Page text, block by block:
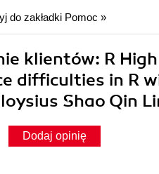
do zakładki Pomoc »
klientów: R
difficulties in R
Shao Qin
Dodaj opinię